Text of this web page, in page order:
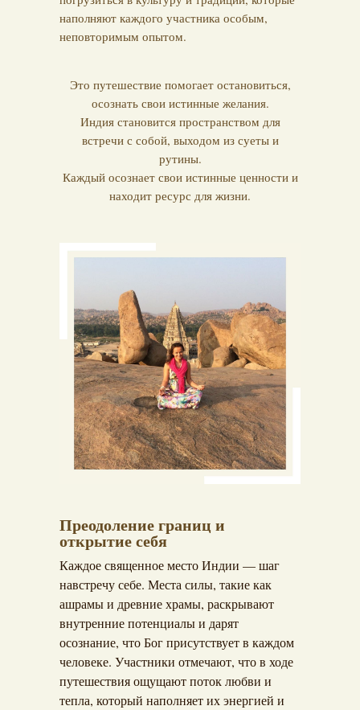
Каждое священное место Индии — шаг
навстречу себе. Места силы, такие как
ашрамы и древние храмы, раскрывают
внутренние потенциалы и дарят
осознание, что Бог присутствует в каждом
человеке. Участники отмечают, что в ходе
путешествия ощущают поток любви и
тепла, который наполняет их энергией и
Преодоление границ и
открытие себя
наполняют каждого участника особым,
неповторимым опытом.
Это путешествие помогает остановиться,
осознать свои истинные желания.
Индия становится пространством для
встречи с собой, выходом из суеты и
рутины.
Каждый осознает свои истинные ценности и
находит ресурс для жизни.